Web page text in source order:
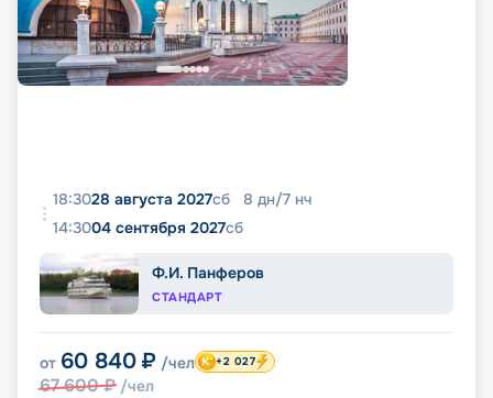
18:3028 августа 2027сб 8 дн/7 нч
14:3004 сентября 2027сб
Ф.И. Панферов
СТАНДАРТ
от 60 840 ₽ /чел
67 600₽ /чел
+2 027